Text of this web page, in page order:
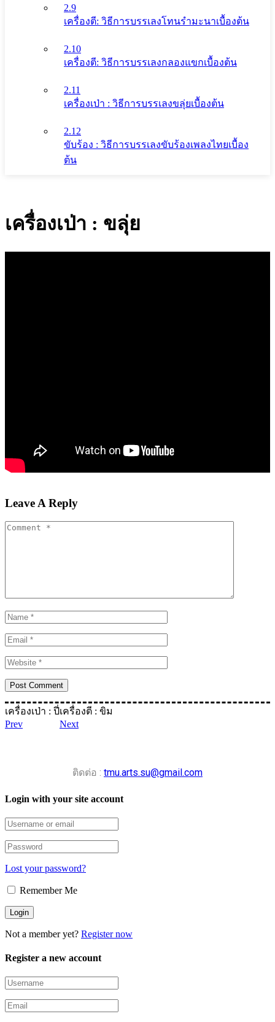
2.9
เครื่องตี: วิธีการบรรเลงโทนรํามะนาเบื้องต้น
2.10
เครื่องตี: วิธีการบรรเลงกลองแขกเบื้องต้น
2.11
เครื่องเป่า : วิธีการบรรเลงขลุ่ยเบื้องต้น
2.12
ขับร้อง : วิธีการบรรเลงขับร้องเพลงไทยเบื้อง
ต้น
เครื่องเป่า : ขลุ่ย
Leave A Reply
เครื่องเป่า : ปี่
Prev
เครื่องตี : ขิม
Next
ติดต่อ : tmu.arts.su@gmail.com
Login with your site account
Lost your password?
Remember Me
Not a member yet? Register now
Register a new account